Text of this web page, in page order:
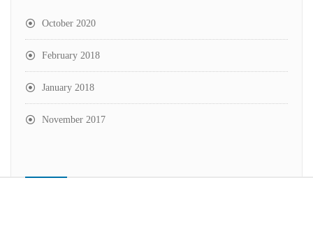
October 2020
February 2018
January 2018
November 2017